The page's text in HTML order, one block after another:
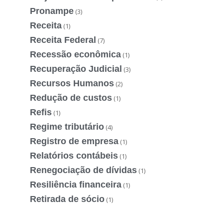
Pronampe (3)
Receita (1)
Receita Federal (7)
Recessão econômica (1)
Recuperação Judicial (3)
Recursos Humanos (2)
Redução de custos (1)
Refis (1)
Regime tributário (4)
Registro de empresa (1)
Relatórios contábeis (1)
Renegociação de dívidas (1)
Resiliência financeira (1)
Retirada de sócio (1)